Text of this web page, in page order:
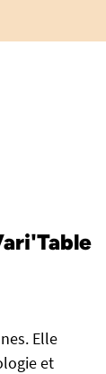
Elle
et